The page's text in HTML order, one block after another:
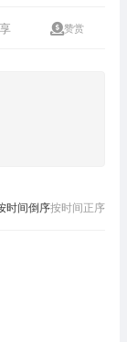
赞赏
时间倒序按时间正序